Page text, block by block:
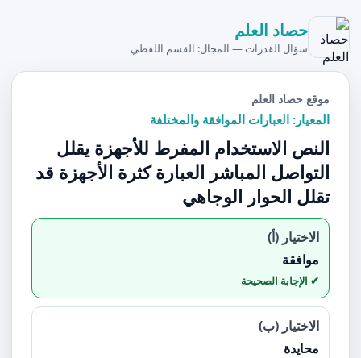
حصاد العلم
سؤال القدرات — المجال: القسم اللفظي
موقع حصاد العلم
المعيار: العبارات الموافقة والمختلفة
النص الاستخدام المفرط للأجهزة يقلل
التواصل المباشر العبارة كثرة الأجهزة قد
تقلل الحوار الوجاهي
الاختيار (أ)
موافقة
الاختيار (ب)
محايدة